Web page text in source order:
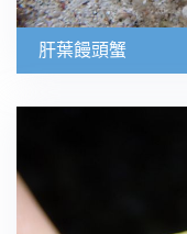
肝葉饅頭蟹